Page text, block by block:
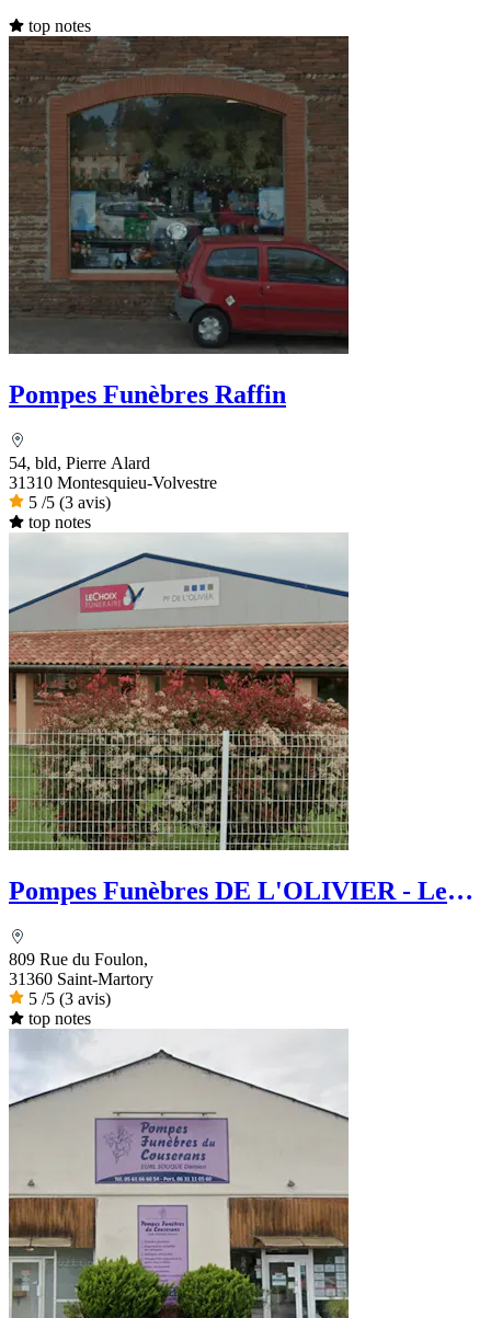
top notes
Pompes Funèbres Raffin
54, bld, Pierre Alard
31310 Montesquieu-Volvestre
5 /5 (3 avis)
top notes
Pompes Funèbres DE L'OLIVIER - Le
809 Rue du Foulon,
31360 Saint-Martory
5 /5 (3 avis)
top notes